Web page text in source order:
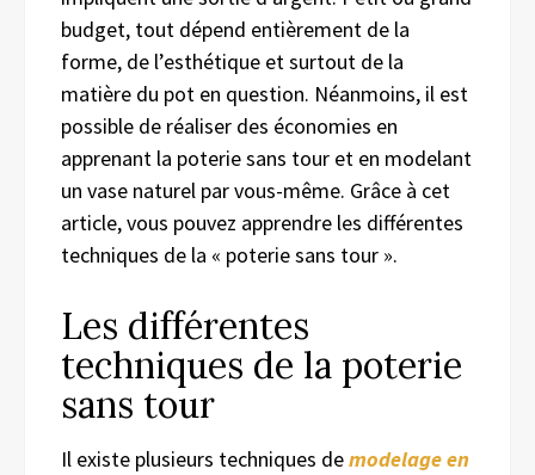
budget, tout dépend entièrement de la
forme, de l’esthétique et surtout de la
matière du pot en question. Néanmoins, il est
possible de réaliser des économies en
apprenant la poterie sans tour et en modelant
un vase naturel par vous-même. Grâce à cet
article, vous pouvez apprendre les différentes
techniques de la « poterie sans tour ».
Les différentes
techniques de la poterie
sans tour
Il existe plusieurs techniques demodelage en